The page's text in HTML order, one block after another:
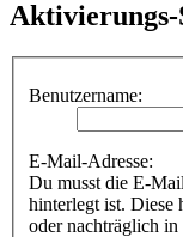
Aktivierungs-
Benutzername:
E-Mail-Adresse:
Du musst die E-
hinterlegt ist. Diese
oder nachträglich in